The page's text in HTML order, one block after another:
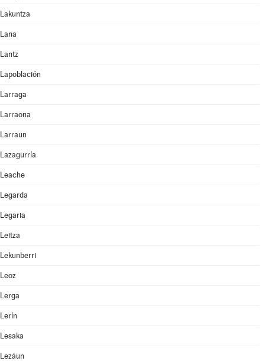
Lakuntza
Lana
Lantz
Lapoblación
Larraga
Larraona
Larraun
Lazagurría
Leache
Legarda
Legaria
Leitza
Lekunberri
Leoz
Lerga
Lerín
Lesaka
Lezáun